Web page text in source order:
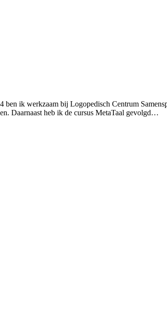
ben ik werkzaam bij Logopedisch Centrum
Daarnaast heb ik de cursus MetaTaal gevolgd…